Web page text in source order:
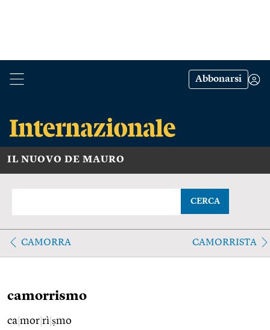
Abbonarsi
IL NUOVO DE MAURO
CERCA
CAMORRA CAMORRISTA
camorrismo
ca mor rì ṣmo